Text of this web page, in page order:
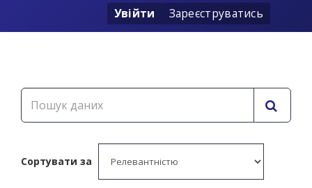
Увійти Зареєструватись
Сортувати за